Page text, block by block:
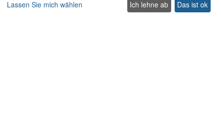
Aktionspreis Villen
Lassen Sie mich wählen
Ich lehne ab Das ist ok